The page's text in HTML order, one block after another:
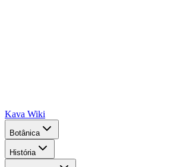
Kava Wiki
Botânica
História